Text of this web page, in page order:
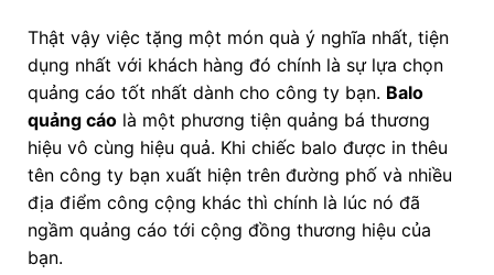
Thật vậy việc tặng một món quà ý nghĩa nhất, tiện
dụng nhất với khách hàng đó chính là sự lựa chọn
quảng cáo tốt nhất dành cho công ty bạn. Balo
quảng cáolà một phương tiện quảng bá thương
hiệu vô cùng hiệu quả. Khi chiếc balo được in thêu
tên công ty bạn xuất hiện trên đường phố và nhiều
địa điểm công cộng khác thì chính là lúc nó đã
ngầm quảng cáo tới cộng đồng thương hiệu của
bạn.